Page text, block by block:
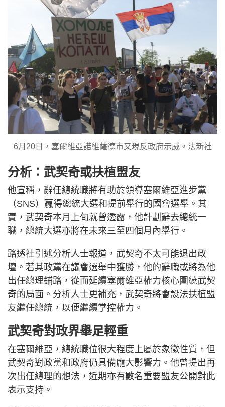
6月20日，塞爾維亞諾維薩德市又現反政府示威。法新社
分析：武契奇或扶植盟友
他宣稱，辭任總統職將有助於領導塞爾維亞進步黨
（SNS）贏得總統大選和提前舉行的國會選舉。其
實，武契奇本月上旬就曾透露，他計劃辭去總統一
職，總統大選亦將在未來三至四個月內舉行。
路透社引述分析人士報道，武契奇不太可能退出政
壇。若其政黨在議會選舉中獲勝，他的辭職或將為他
出任總理鋪路，從而延續塞爾維亞權力核心圍繞武契
奇的局面。分析人士更補充，武契奇將會設法扶植盟
友繼任總統，以便繼續掌控權力。
武契奇對政界舉足輕重
在塞爾維亞，總統職位很大程度上屬於象徵性質，但
武契奇對政黨和政府仍具備龐大影響力。他曾提出再
次出任總理的想法，近期亦有數名重要盟友公開對此
表示支持。